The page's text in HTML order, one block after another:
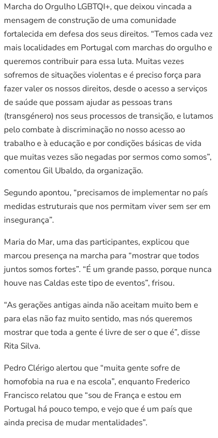
Marcha do Orgulho LGBTQI+, que deixou vincada a
mensagem de construção de uma comunidade
fortalecida em defesa dos seus direitos. “Temos cada vez
mais localidades em Portugal com marchas do orgulho e
queremos contribuir para essa luta. Muitas vezes
sofremos de situações violentas e é preciso força para
fazer valer os nossos direitos, desde o acesso a serviços
de saúde que possam ajudar as pessoas trans
(transgénero) nos seus processos de transição, e lutamos
pelo combate à discriminação no nosso acesso ao
trabalho e à educação e por condições básicas de vida
que muitas vezes são negadas por sermos como somos”,
comentou Gil Ubaldo, da organização.
Segundo apontou, “precisamos de implementar no país
medidas estruturais que nos permitam viver sem ser em
insegurança”.
Maria do Mar, uma das participantes, explicou que
marcou presença na marcha para “mostrar que todos
juntos somos fortes”. “É um grande passo, porque nunca
houve nas Caldas este tipo de eventos”, frisou.
“As gerações antigas ainda não aceitam muito bem e
para elas não faz muito sentido, mas nós queremos
mostrar que toda a gente é livre de ser o que é”, disse
Rita Silva.
Pedro Clérigo alertou que “muita gente sofre de
homofobia na rua e na escola”, enquanto Frederico
Francisco relatou que “sou de França e estou em
Portugal há pouco tempo, e vejo que é um país que
ainda precisa de mudar mentalidades”.